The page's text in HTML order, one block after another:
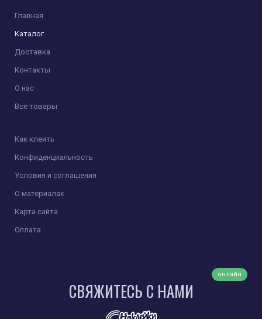
Главная
Каталог
Доставка
Контакты
О нас
Все товары
Как клеить
Конфиденциальность
Условия и соглашения
О материалах
Карта сайта
Оплата
онлайн
СВЯЖИТЕСЬ С НАМИ